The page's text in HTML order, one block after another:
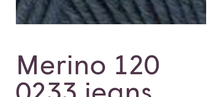
Merino 120